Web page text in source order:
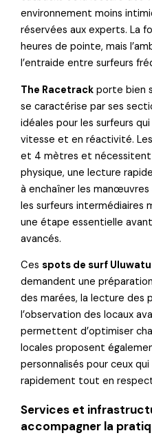
environnement moins
réservées aux experts. La
heures de pointe, mais
l’entraide entre surfeurs
The Racetrack porte bien
se caractérise par ses
idéales pour les surfeurs
vitesse et en réactivité.
et 4 mètres et nécessitent
physique, une lecture
à enchaîner les
les surfeurs intermédiaires
une étape essentielle
avancés.
Cesspots de surf Uluwatu
demandent une
des marées, la lecture des
l’observation des locaux
permettent d’optimiser
locales proposent
personnalisés pour ceux
rapidement tout en
Services et
accompagner la